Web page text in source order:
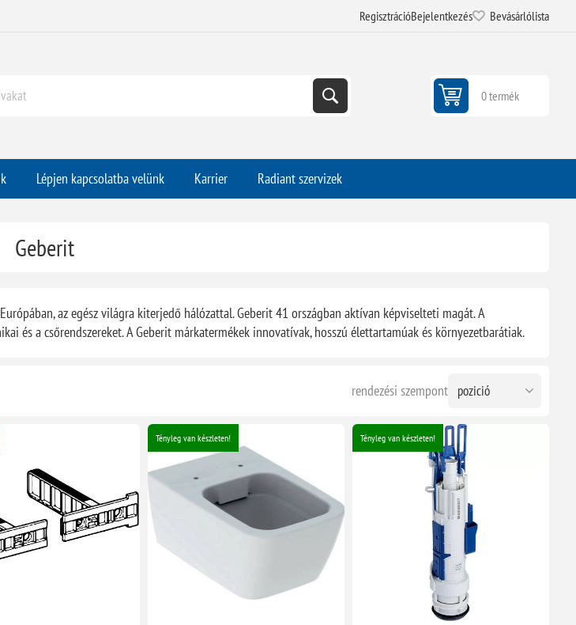
RegisztrációBejelentkezés Bevásárlólista
0 termék
Lépjen kapcsolatba velünk Karrier Radiant szervizek
Geberit
az egész világra kiterjedő hálózattal. Geberit 41 országban aktívan képviselteti magát. A
és a csőrendszereket. A Geberit márkatermékek innovatívak, hosszú élettartamúak és környezetbarátiak.
rendezési szempont
Tényleg van készleten! Tényleg van készleten!